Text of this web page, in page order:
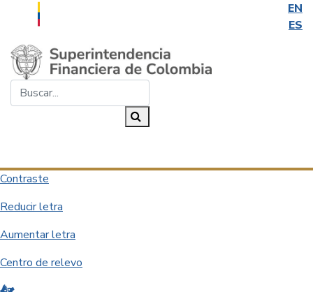
EN
ES
Saltar al contenido principal
Contraste
Reducir letra
Aumentar letra
Centro de relevo